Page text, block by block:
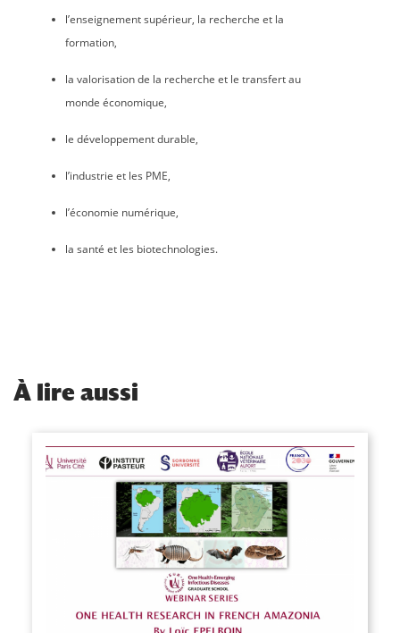
l’enseignement supérieur, la recherche et la
formation,
la valorisation de la recherche et le transfert au
monde économique,
le développement durable,
l’industrie et les PME,
l’économie numérique,
la santé et les biotechnologies.
À lire aussi